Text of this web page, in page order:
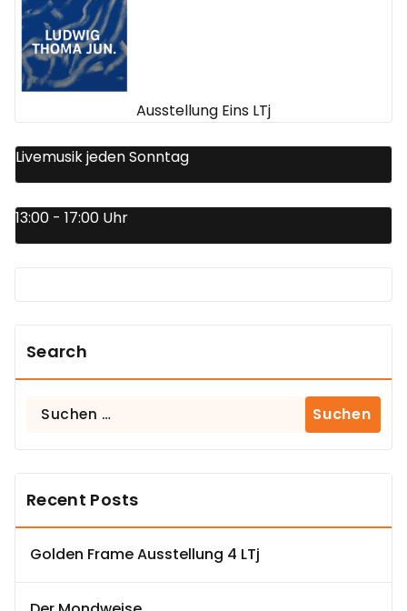
Ausstellung Eins LTj
Livemusik jeden Sonntag
13:00 - 17:00 Uhr
Search
Suchen
Recent Posts
Golden Frame Ausstellung 4 LTj